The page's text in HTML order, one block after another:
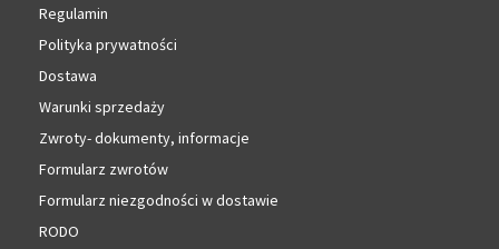
Regulamin
Polityka prywatności
Dostawa
Warunki sprzedaży
Zwroty- dokumenty, informacje
Formularz zwrotów
Formularz niezgodności w dostawie
RODO